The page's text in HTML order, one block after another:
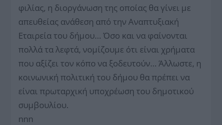
φιλίας, η διοργάνωση της οποίας θα γίνει με
απευθείας ανάθεση από την Αναπτυξιακή
Εταιρεία του δήμου… Όσο και να φαίνονται
πολλά τα λεφτά, νομίζουμε ότι είναι χρήματα
που αξίζει τον κόπο να ξοδευτούν… Άλλωστε, η
κοινωνική πολιτική του δήμου θα πρέπει να
είναι πρωταρχική υποχρέωση του δημοτικού
συμβουλίου.
nnn